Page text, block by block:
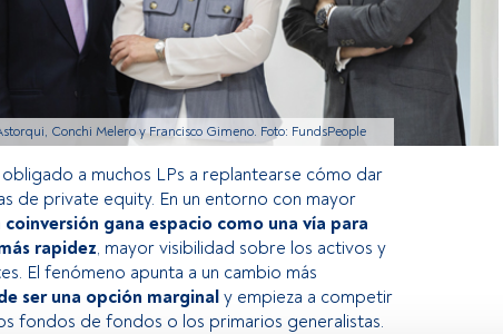
Conchi Melero y Francisco Gimeno. Foto: FundsPeople
a muchos LPs a replantearse cómo dar
de private equity. En un entorno con mayor
coinversión gana espacio como una vía para
rapidez, mayor visibilidad sobre los activos y
El fenómeno apunta a un cambio más
ser una opción marginaly empieza a competir
fondos de fondos o los primarios generalistas.